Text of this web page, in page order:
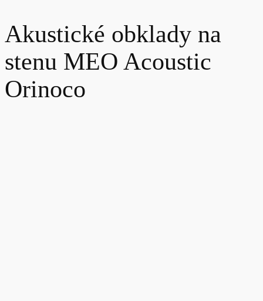
Akustické obklady na
stenu MEO Acoustic
Orinoco